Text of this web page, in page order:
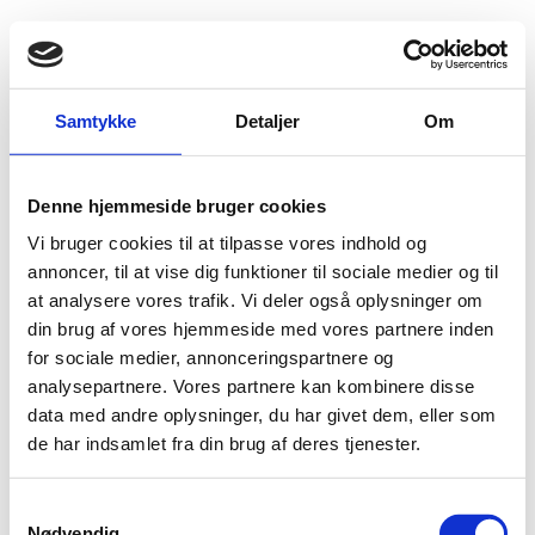
Samtykke Detaljer Om
Denne hjemmeside bruger cookies
Vi bruger cookies til at tilpasse vores indhold og
annoncer, til at vise dig funktioner til sociale medier og til
at analysere vores trafik. Vi deler også oplysninger om
din brug af vores hjemmeside med vores partnere inden
for sociale medier, annonceringspartnere og
analysepartnere. Vores partnere kan kombinere disse
data med andre oplysninger, du har givet dem, eller som
de har indsamlet fra din brug af deres tjenester.
Gå til forsiden Fold søgefelt ud
Menu
Flygtningenævnet
Baggrundsmateriale
Notatet er svar på Flygtningenævnets høring af 19.
december 2007
19.12.2007 Bilag 194
Udenrigsministeriets notat af 10. december 2008Rusland (I)
Indeholder blandt andet oplysninger om den russiske
indfødsretslov, herunder muligheden for, atetniske
armeniere med aserbajdsjansk statsborgerskab, der
har haft et længerevarende ophold i Rusland, kan opnå
russiskstatsborgerskab.